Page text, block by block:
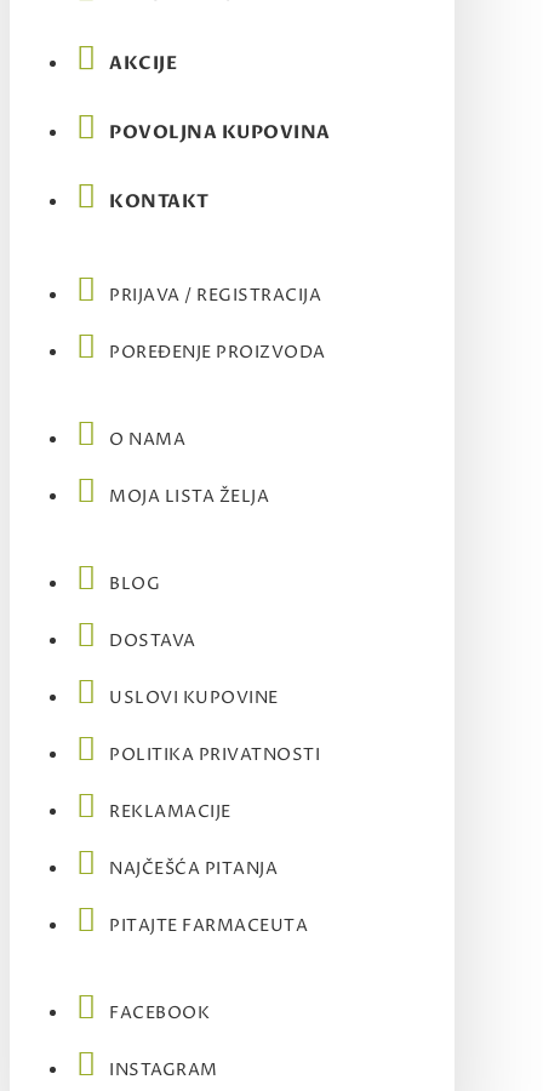
AKCIJE
POVOLJNA KUPOVINA
KONTAKT
PRIJAVA / REGISTRACIJA
POREĐENJE PROIZVODA
O NAMA
MOJA LISTA ŽELJA
BLOG
DOSTAVA
USLOVI KUPOVINE
POLITIKA PRIVATNOSTI
REKLAMACIJE
NAJČEŠĆA PITANJA
PITAJTE FARMACEUTA
FACEBOOK
INSTAGRAM